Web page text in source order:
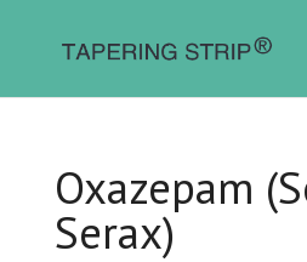
Oxazepam
Serax)